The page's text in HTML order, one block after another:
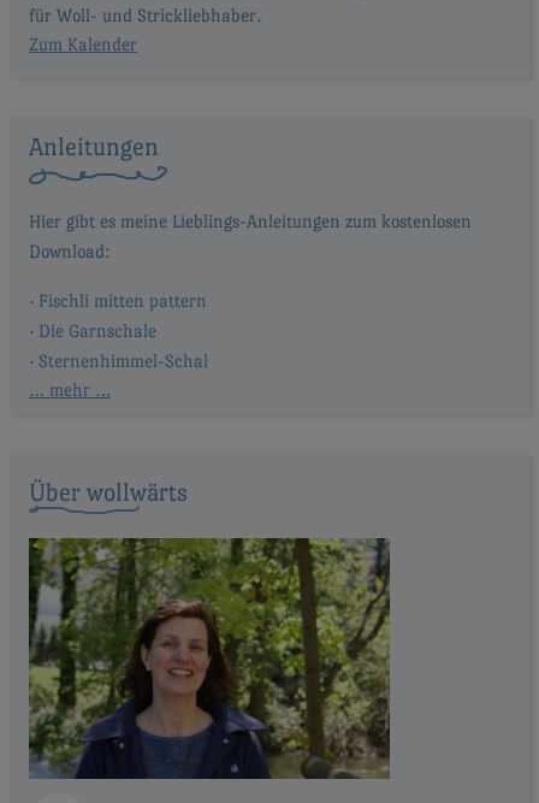
für Woll- und Strickliebhaber.
Zum Kalender
Anleitungen
Fischli mitten pattern
Die Garnschale
Sternenhimmel-Schal
… mehr …
Über wollwärts